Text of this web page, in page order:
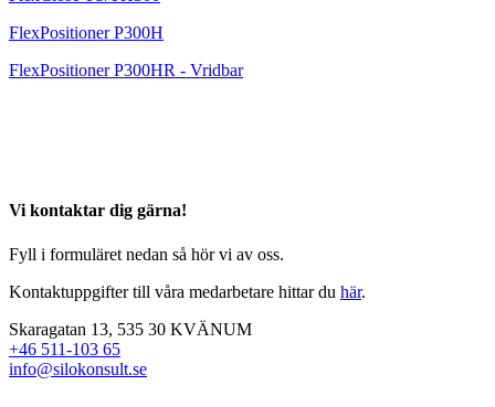
FlexPositioner P300H
FlexPositioner P300HR - Vridbar
Vi kontaktar dig gärna!
Fyll i formuläret nedan så hör vi av oss.
Kontaktuppgifter till våra medarbetare hittar du här.
Skaragatan 13, 535 30 KVÄNUM
+46 511-103 65
info@silokonsult.se